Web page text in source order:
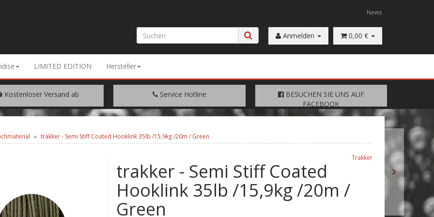
News
Anmelden 0,00 €
LIMITED EDITION Hersteller
Kostenloser Versand ab
WARENWERT VON € 200.- Service Hotline
+49 (0) 9429/948344
BESUCHEN SIE UNS AUF
FACEBOOK
BESUCHEN SIE UNS AUF
FACEBOOK
trakker - Semi Stiff Coated Hooklink 35lb /15,9kg /20m / Green
Trakker
trakker - Semi Stiff Coated
Hooklink 35lb /15,9kg /20m /
Green